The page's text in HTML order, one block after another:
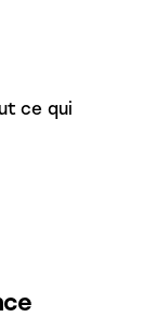
ce qui